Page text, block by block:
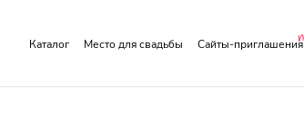
Каталог Место для свадьбы Сайты-приглашения